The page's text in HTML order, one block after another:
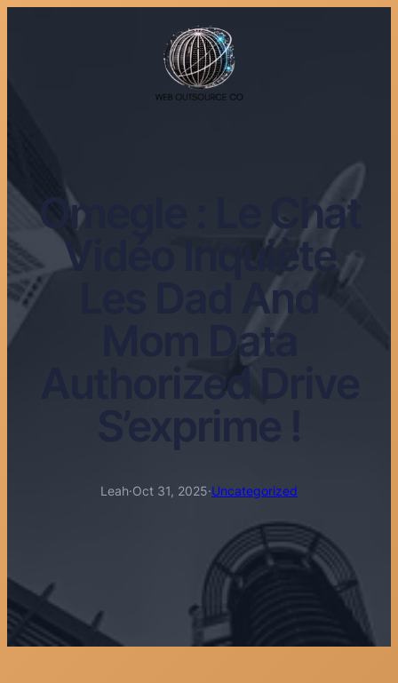
Omegle : Le Chat
Vidéo Inquiète
Les Dad And
Mom Data
Authorized Drive
Leah·Oct 31, 2025·Uncategorized